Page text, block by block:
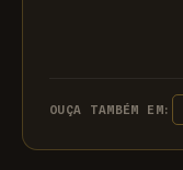
OUÇA TAMBÉM EM: